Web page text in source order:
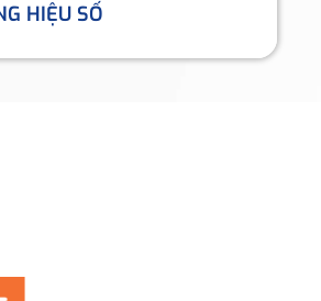
HIỆU SỐ